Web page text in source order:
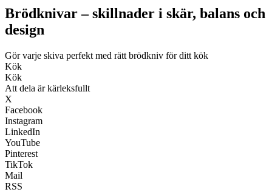
Brödknivar – skillnader i skär, balans och
design
Gör varje skiva perfekt med rätt brödkniv för ditt kök
Kök
Kök
Att dela är kärleksfullt
X
Facebook
Instagram
LinkedIn
YouTube
Pinterest
TikTok
Mail
RSS